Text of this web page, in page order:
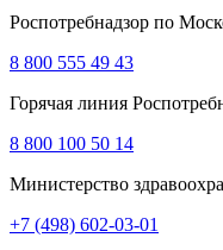
Роспотребнадзор по
8 800 555 49 43
Горячая линия
8 800 100 50 14
Министерство
+7 (498) 602-03-01